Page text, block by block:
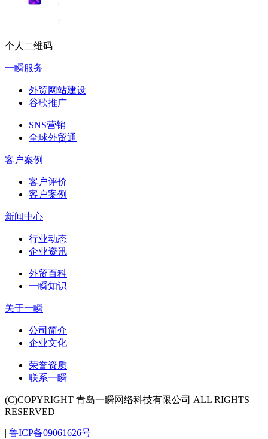
个人二维码
一瞬服务
外贸网站建设
谷歌推广
SNS营销
全球外贸通
客户案例
客户评价
客户案例
新闻中心
行业动态
企业资讯
外贸百科
一瞬知识
关于一瞬
公司简介
企业文化
荣誉资质
联系一瞬
(C)COPYRIGHT 青岛一瞬网络科技有限公司 ALL RIGHTS
RESERVED
| 鲁ICP备09061626号